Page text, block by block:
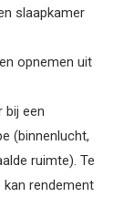
slaapkamer
opnemen uit
bij een
(binnenlucht,
ruimte). Te
rendement